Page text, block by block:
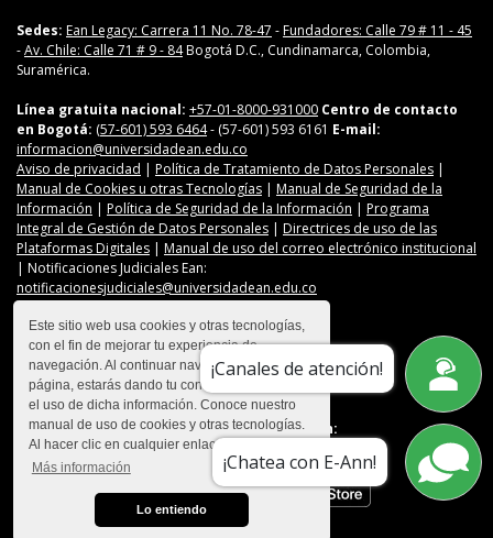
Este sitio web usa cookies y otras tecnologías,
con el fin de mejorar tu experiencia de
navegación. Al continuar navegando en esta
página, estarás dando tu consentimiento para
el uso de dicha información. Conoce nuestro
manual de uso de cookies y otras tecnologías.
Al hacer clic en cualquier enlace
Más información
Lo entiendo
¡Chatea con E-Ann!
¡Canales de atención!
Sedes: Ean Legacy: Carrera 11 No. 78-47 -Fundadores: Calle 79 # 11 - 45
-Av. Chile: Calle 71 # 9 - 84Bogotá D.C., Cundinamarca, Colombia,
Suramérica.
Línea gratuita nacional: +57-01-8000-931000 Centro de contacto
en Bogotá: (57-601) 593 6464- (57-601) 593 6161 E-mail:
informacion@universidadean.edu.co
Aviso de privacidad | Política de Tratamiento de Datos Personales |
Manual de Cookies u otras Tecnologías | Manual de Seguridad de la
Información | Política de Seguridad de la Información | Programa
Integral de Gestión de Datos Personales | Directrices de uso de las
Plataformas Digitales | Manual de uso del correo electrónico institucional
| Notificaciones Judiciales Ean:
notificacionesjudiciales@universidadean.edu.co
Contáctanos
Menú Redes Sociales
Descarga nuestra app en: